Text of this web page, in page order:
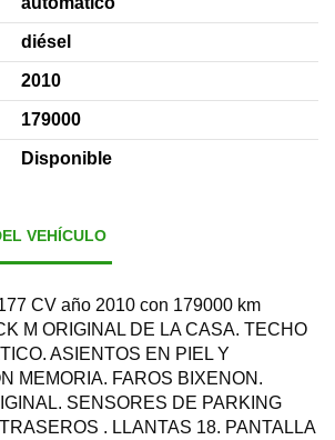
diésel
2010
179000
Disponible
VEHÍCULO
CV año 2010 con 179000 km
M ORIGINAL DE LA CASA. TECHO
ASIENTOS EN PIEL Y
MEMORIA. FAROS BIXENON.
SENSORES DE PARKING
. LLANTAS 18. PANTALLA